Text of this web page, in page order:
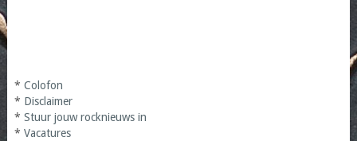
* Colofon
* Disclaimer
* Stuur jouw rocknieuws in
* Vacatures